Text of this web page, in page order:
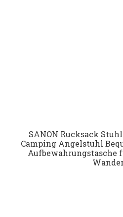
SANON Rucksack
Camping Angelstuhl
Aufbewahrungstasche